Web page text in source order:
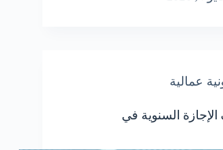
عمالية
السنوية في